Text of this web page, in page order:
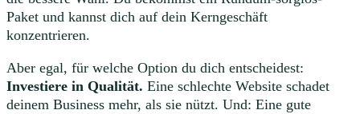
Paket und kannst dich auf dein Kerngeschäft
konzentrieren.
Aber egal, für welche Option du dich entscheidest:
Investiere in Qualität. Eine schlechte Website schadet
deinem Business mehr, als sie nützt. Und: Eine gute